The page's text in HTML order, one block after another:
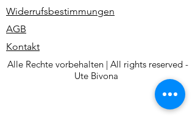
Widerrufsbestimmungen
AGB
Kontakt
Alle Rechte vorbehalten | All rights reserved -
Ute Bivona